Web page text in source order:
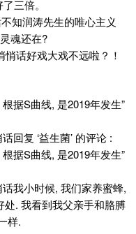
三倍。
知润涛先生的唯心主义
魂还在?
话好戏大戏不远啦？！
据S曲线, 是2019年发生”
回复 ‘益生菌’ 的评论 :
据S曲线, 是2019年发生”
我小时候, 我们家养蜜蜂,
. 我看到我父亲手和胳膊
样.